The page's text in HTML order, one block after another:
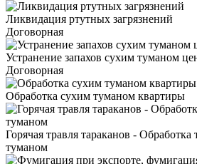
Ликвидация ртутных загрязнений
Договорная
Устранение запахов сухим туманом
Договорная
Обработка сухим туманом квартиры
Горячая травля тараканов - Обработка
туманом